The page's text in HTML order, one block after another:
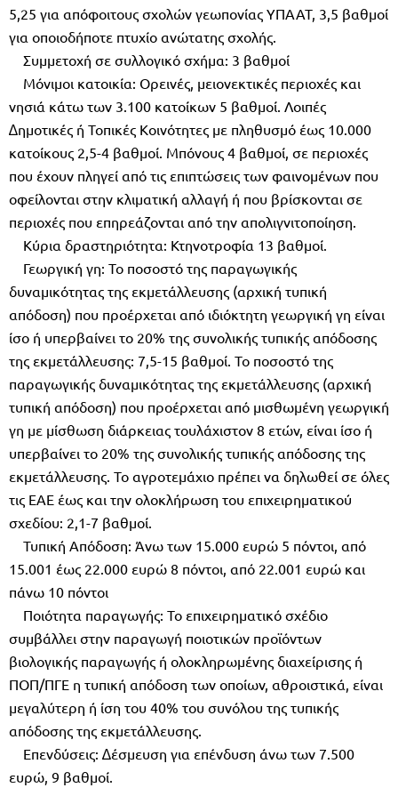
5,25 για απόφοιτους σχολών γεωπονίας ΥΠΑΑΤ, 3,5 βαθµοί
για οποιοδήποτε πτυχίο ανώτατης σχολής.
Συµµετοχή σε συλλογικό σχήµα: 3 βαθµοί
Μόνιµοι κατοικία: Ορεινές, µειονεκτικές περιοχές και
νησιά κάτω των 3.100 κατοίκων 5 βαθµοί. Λοιπές
∆ηµοτικές ή Τοπικές Κοινότητες µε πληθυσµό έως 10.000
κατοίκους 2,5-4 βαθµοί. Μπόνους 4 βαθµοί, σε περιοχές
που έχουν πληγεί από τις επιπτώσεις των φαινοµένων που
οφείλονται στην κλιµατική αλλαγή ή που βρίσκονται σε
περιοχές που επηρεάζονται από την απολιγνιτοποίηση.
Κύρια δραστηριότητα: Κτηνοτροφία 13 βαθµοί.
Γεωργική γη: Το ποσοστό της παραγωγικής
δυναµικότητας της εκµετάλλευσης (αρχική τυπική
απόδοση) που προέρχεται από ιδιόκτητη γεωργική γη είναι
ίσο ή υπερβαίνει το 20% της συνολικής τυπικής απόδοσης
της εκµετάλλευσης: 7,5-15 βαθµοί. Το ποσοστό της
παραγωγικής δυναµικότητας της εκµετάλλευσης (αρχική
τυπική απόδοση) που προέρχεται από µισθωµένη γεωργική
γη µε µίσθωση διάρκειας τουλάχιστον 8 ετών, είναι ίσο ή
υπερβαίνει το 20% της συνολικής τυπικής απόδοσης της
εκµετάλλευσης. Το αγροτεµάχιο πρέπει να δηλωθεί σε όλες
τις ΕΑΕ έως και την ολοκλήρωση του επιχειρηµατικού
σχεδίου: 2,1-7 βαθµοί.
Τυπική Απόδοση: Άνω των 15.000 ευρώ 5 πόντοι, από
15.001 έως 22.000 ευρώ 8 πόντοι, από 22.001 ευρώ και
πάνω 10 πόντοι
Ποιότητα παραγωγής: Το επιχειρηµατικό σχέδιο
συµβάλλει στην παραγωγή ποιοτικών προϊόντων
βιολογικής παραγωγής ή ολοκληρωµένης διαχείρισης ή
ΠΟΠ/ΠΓΕ η τυπική απόδοση των οποίων, αθροιστικά, είναι
µεγαλύτερη ή ίση του 40% του συνόλου της τυπικής
απόδοσης της εκµετάλλευσης.
Επενδύσεις: ∆έσµευση για επένδυση άνω των 7.500
ευρώ, 9 βαθµοί.